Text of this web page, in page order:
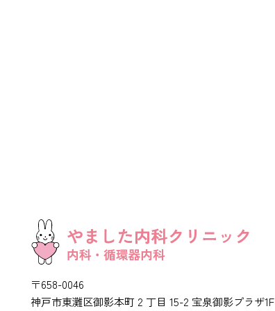
〒658-0046
神戸市東灘区御影本町 2 丁目 15-2 宝泉御影プラザ1F